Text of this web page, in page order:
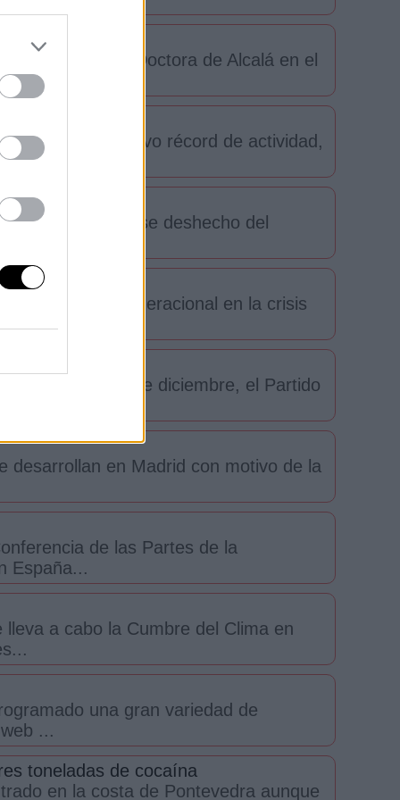
y el CEIP Doctora de Alcalá en el
un nuevo récord de actividad,
y de haberse deshecho del
intergeneracional en la crisis
hoy 3 de diciembre, el Partido
desarrollan en Madrid con motivo de la
de las Partes de la
España...
a cabo la Cumbre del Clima en
una gran variedad de
...
toneladas de cocaína
en la costa de Pontevedra aunque